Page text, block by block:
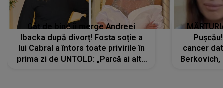
Cât de bine îi merge Andreei
Ibacka după divorț! Fosta soție a
lui Cabral a întors toate privirile în
prima zi de UNTOLD: „Parcă ai altă
cancer
Berkovich,